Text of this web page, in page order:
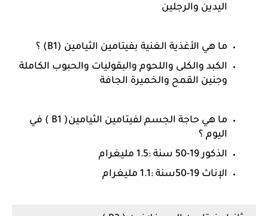
اليدين والرجلين
ما هي الأغذية الغنية بفيتامين الثيامين (B1) ؟
وجنين القمح والخميرة الجافة
اليوم ؟
الذكور 19-50 سنة :1.5 مليغرام
الإناث 19-50سنة :1.1 مليغرام